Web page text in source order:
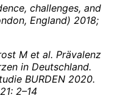
challenges, and
England) 2018;
M et al. Prävalenz
in Deutschland.
BURDEN 2020.
2–14